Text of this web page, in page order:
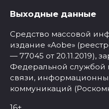
Выходные данные
Средство массовой
издание «Aobe»
— 77045 от 20.11.2019),
Федеральной службой
связи,
коммуникаций
16+